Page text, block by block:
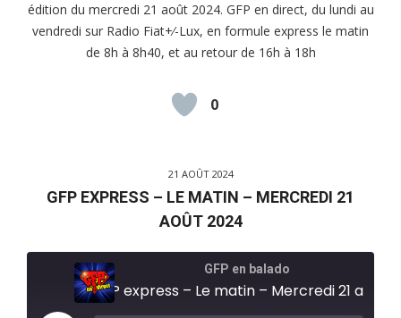
RSS FEED
SHARE
édition du mercredi 21 août 2024. GFP en direct, du lundi au
vendredi sur Radio Fiat+⁄-Lux, en formule express le matin
de 8h à 8h40, et au retour de 16h à 18h
0
21 AOÛT 2024
GFP EXPRESS – LE MATIN – MERCREDI 21
AOÛT 2024
GFP en balado